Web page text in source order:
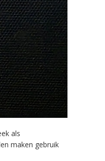
als
maken gebruik